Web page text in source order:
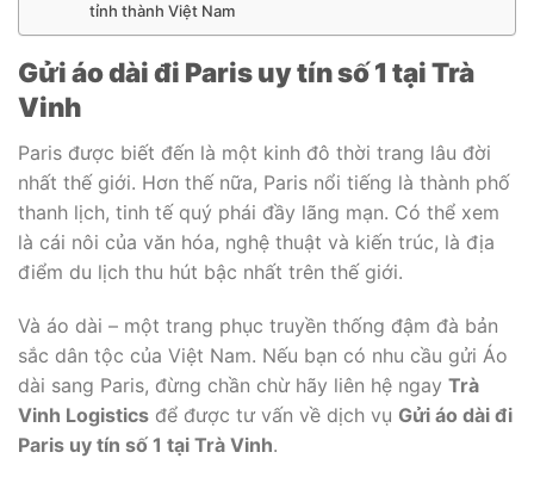
tỉnh thành Việt Nam
Gửi áo dài đi Paris uy tín số 1 tại Trà
Vinh
Paris được biết đến là một kinh đô thời trang lâu đời
nhất thế giới. Hơn thế nữa, Paris nổi tiếng là thành phố
thanh lịch, tinh tế quý phái đầy lãng mạn. Có thể xem
là cái nôi của văn hóa, nghệ thuật và kiến trúc, là địa
điểm du lịch thu hút bậc nhất trên thế giới.
Và áo dài – một trang phục truyền thống đậm đà bản
sắc dân tộc của Việt Nam. Nếu bạn có nhu cầu gửi Áo
dài sang Paris, đừng chần chừ hãy liên hệ ngay Trà
Vinh Logistics để được tư vấn về dịch vụ Gửi áo dài đi
Paris uy tín số 1 tại Trà Vinh.